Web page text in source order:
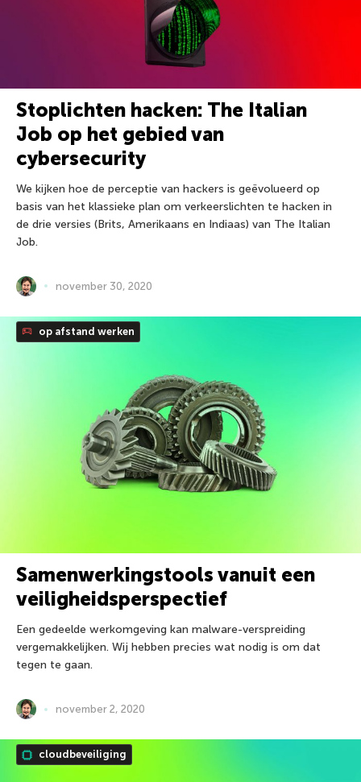
Stoplichten hacken: The Italian
Job op het gebied van
cybersecurity
We kijken hoe de perceptie van hackers is geëvolueerd op
basis van het klassieke plan om verkeerslichten te hacken in
de drie versies (Brits, Amerikaans en Indiaas) van The Italian
Job.
november 30, 2020
op afstand werken
Samenwerkingstools vanuit een
veiligheidsperspectief
Een gedeelde werkomgeving kan malware-verspreiding
vergemakkelijken. Wij hebben precies wat nodig is om dat
tegen te gaan.
november 2, 2020
cloudbeveiliging